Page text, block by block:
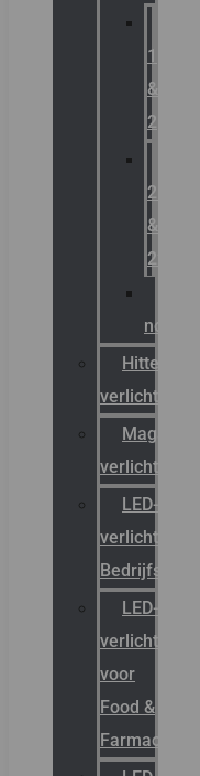
1
&
2
21
&
22
verlichting
Magazijn
verlichting
LED-
verlichting
Bedrijfshal
LED-
verlichting
voor
Food &
Farmacie